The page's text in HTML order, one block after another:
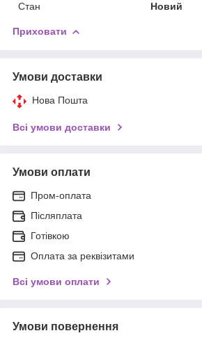
Стан
Новий
Приховати
Умови доставки
Нова Пошта
Всі умови доставки
Умови оплати
Пром-оплата
Післяплата
Готівкою
Оплата за реквізитами
Всі умови оплати
Умови повернення